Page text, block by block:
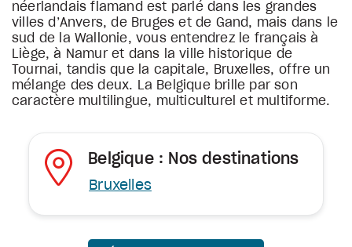
néerlandais flamand est parlé dans les grandes
villes d’Anvers, de Bruges et de Gand, mais dans le
sud de la Wallonie, vous entendrez le français à
Liège, à Namur et dans la ville historique de
Tournai, tandis que la capitale, Bruxelles, offre un
mélange des deux. La Belgique brille par son
caractère multilingue, multiculturel et multiforme.
Belgique : Nos destinations
Bruxelles